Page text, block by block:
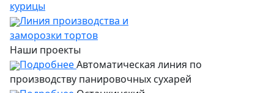
курицы
Линия производства и
заморозки тортов
Наши проекты
ПодробнееАвтоматическая линия по
производству панировочных сухарей